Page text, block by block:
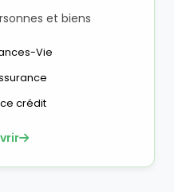
et biens
Vie
crédit